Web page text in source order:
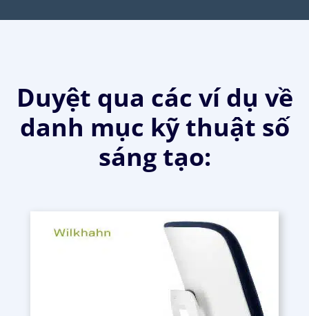
Duyệt qua các ví dụ về
danh mục kỹ thuật số
sáng tạo: